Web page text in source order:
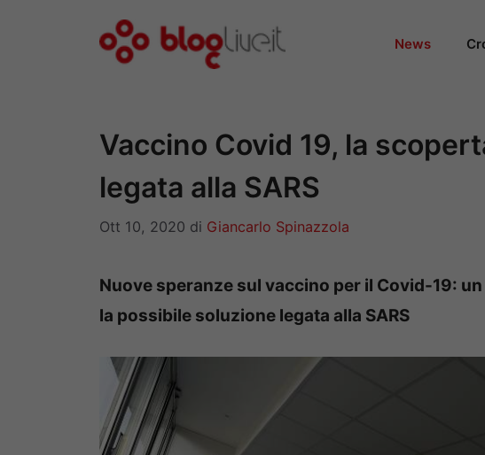
News
Vaccino Covid 19, la
legata alla SARS
Ott 10, 2020 di Giancarlo Spinazzola
Nuove speranze sul vaccino per il Covid-19:
la possibile soluzione legata alla SARS